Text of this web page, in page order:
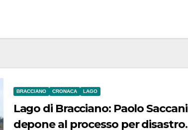
BRACCIANO CRONACA LAGO
Lago di Bracciano: Paolo Saccani
depone al processo per disastro